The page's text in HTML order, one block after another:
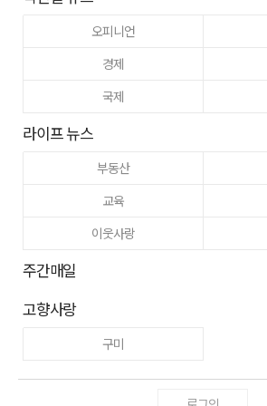
오피니언
경제
국제
라이프 뉴스
부동산
교육
이웃사랑
주간매일
고향사랑
구미